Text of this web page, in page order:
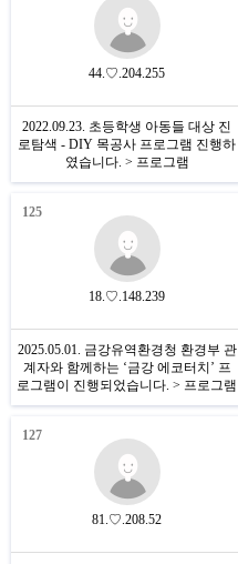
44.♡.204.255
2022.09.23. 초등학생 아동들 대상 진
로탐색 - DIY 목공사 프로그램 진행하
였습니다. > 프로그램
125
18.♡.148.239
2025.05.01. 금강유역환경청 환경부 관
계자와 함께하는 ‘금강 에코터치’ 프
로그램이 진행되었습니다. > 프로그램
127
81.♡.208.52